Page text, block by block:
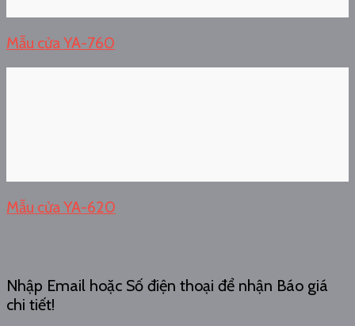
Mẫu cửa YA-760
Mẫu cửa YA-620
Nhập Email hoặc Số điện thoại để nhận Báo giá
chi tiết!